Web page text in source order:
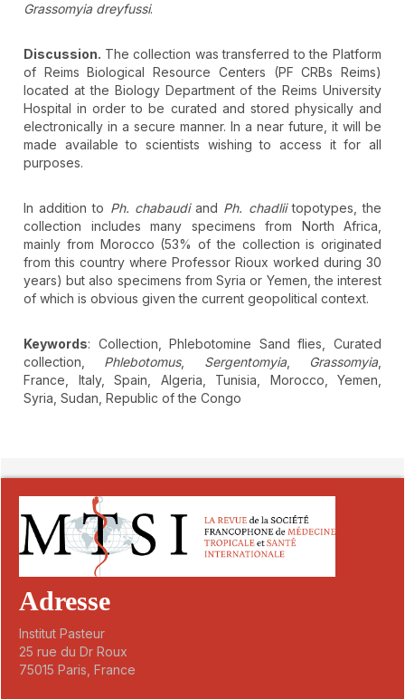
Grassomyia dreyfussi.
Discussion. The collection was transferred to the Platform
of Reims Biological Resource Centers (PF CRBs Reims)
located at the Biology Department of the Reims University
Hospital in order to be curated and stored physically and
electronically in a secure manner. In a near future, it will be
made available to scientists wishing to access it for all
purposes.
In addition to Ph. chabaudiand Ph. chadliitopotypes, the
collection includes many specimens from North Africa,
mainly from Morocco (53% of the collection is originated
from this country where Professor Rioux worked during 30
years) but also specimens from Syria or Yemen, the interest
of which is obvious given the current geopolitical context.
Keywords: Collection, Phlebotomine Sand flies, Curated
collection, Phlebotomus, Sergentomyia, Grassomyia
France, Italy, Spain, Algeria, Tunisia, Morocco, Yemen,
Syria, Sudan, Republic of the Congo
Adresse
Institut Pasteur
25 rue du Dr Roux
75015 Paris, France